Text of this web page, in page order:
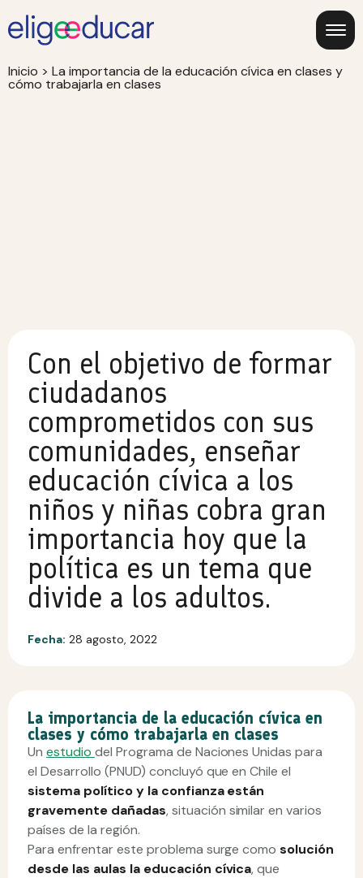
Inicio > La importancia de la educación cívica en clases y
cómo trabajarla en clases
Con el objetivo de formar
ciudadanos
comprometidos con sus
comunidades, enseñar
educación cívica a los
niños y niñas cobra gran
importancia hoy que la
política es un tema que
divide a los adultos.
Fecha: 28 agosto, 2022
La importancia de la educación cívica en
clases y cómo trabajarla en clases
Un estudio del Programa de Naciones Unidas para
el Desarrollo (PNUD) concluyó que en Chile el
sistema político y la confianza están
gravemente dañadas, situación similar en varios
países de la región.
Para enfrentar este problema surge comosolución
desde las aulas la educación cívica, que